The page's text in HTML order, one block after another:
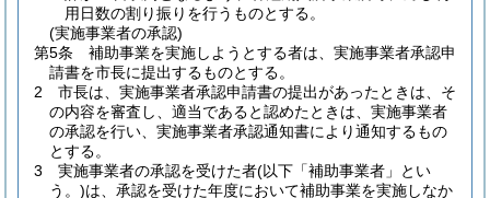
用日数の割り振りを行うものとする。
(実施事業者の承認)
第5条
補助事業を実施しようとする者は、実施事業者承認申
請書を市長に提出するものとする。
2
市長は、実施事業者承認申請書の提出があったときは、そ
の内容を審査し、適当であると認めたときは、実施事業者
の承認を行い、実施事業者承認通知書により通知するもの
とする。
3
実施事業者の承認を受けた者(以下「補助事業者」とい
う。)は、承認を受けた年度において補助事業を実施しなか